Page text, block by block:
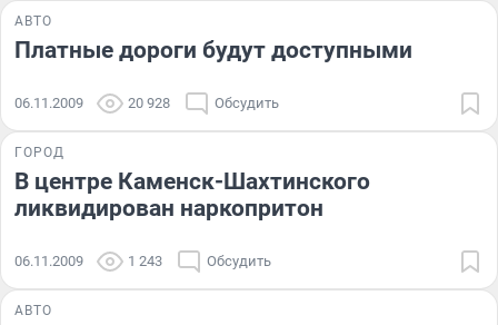
АВТО
Платные дороги будут доступными
06.11.2009 20 928 Обсудить
ГОРОД
В центре Каменск-Шахтинского
ликвидирован наркопритон
06.11.2009 1 243 Обсудить
АВТО